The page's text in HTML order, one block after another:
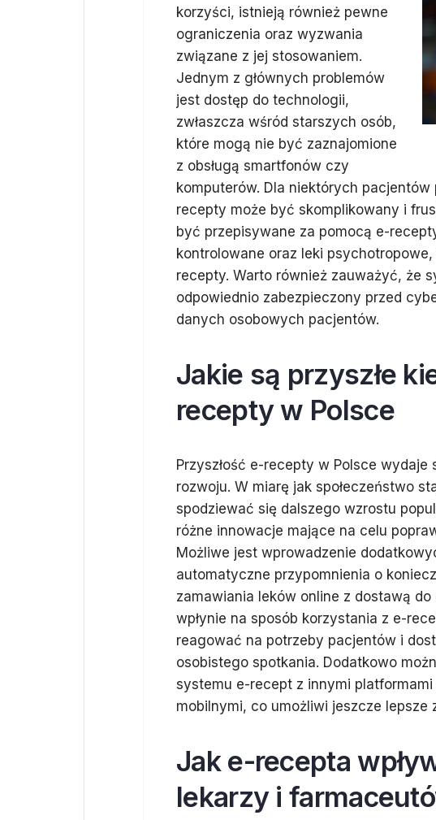
korzyści, istnieją również pewne
ograniczenia oraz wyzwania
związane z jej stosowaniem.
Jednym z głównych problemów
jest dostęp do technologii,
zwłaszcza wśród starszych osób,
które mogą nie być zaznajomione
z obsługą smartfonów czy
komputerów. Dla niektórych
recepty może być skomplikowany i
być przepisywane za pomocą e-
kontrolowane oraz leki
recepty. Warto również zauważyć, że
odpowiednio zabezpieczony przed
danych osobowych pacjentów.
Jakie są przyszłe
recepty w Polsce
Przyszłość e-recepty w Polsce wydaje
rozwoju. W miarę jak społeczeństwo
spodziewać się dalszego wzrostu
różne innowacje mające na celu
Możliwe jest wprowadzenie
automatyczne przypomnienia o
zamawiania leków online z dostawą
wpłynie na sposób korzystania z e-
reagować na potrzeby pacjentów i
osobistego spotkania. Dodatkowo
systemu e-recept z innymi
mobilnymi, co umożliwi jeszcze lepsze
Jak e-recepta
lekarzy i